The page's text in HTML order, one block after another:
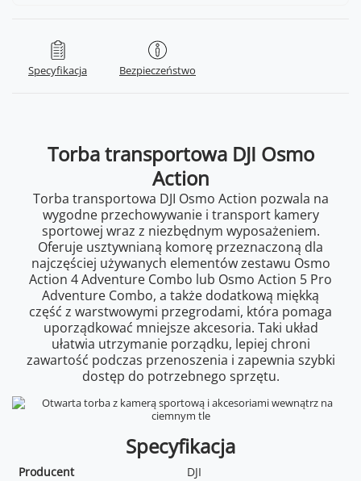
Specyfikacja Bezpieczeństwo
Torba transportowa DJI Osmo
Action
Torba transportowa DJI Osmo Action pozwala na
wygodne przechowywanie i transport kamery
sportowej wraz z niezbędnym wyposażeniem.
Oferuje usztywnianą komorę przeznaczoną dla
najczęściej używanych elementów zestawu Osmo
Action 4 Adventure Combo lub Osmo Action 5 Pro
Adventure Combo, a także dodatkową miękką
część z warstwowymi przegrodami, która pomaga
uporządkować mniejsze akcesoria. Taki układ
ułatwia utrzymanie porządku, lepiej chroni
zawartość podczas przenoszenia i zapewnia szybki
dostęp do potrzebnego sprzętu.
Specyfikacja
Producent
DJI